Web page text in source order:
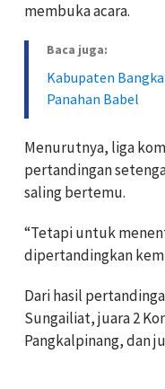
membuka acara.
Baca juga:
Kabupaten
Panahan Babel
Menurutnya, liga
pertandingan
saling bertemu.
“Tetapi untuk
dipertandingkan
Dari hasil
Sungailiat, juara 2
Pangkalpinang, dan